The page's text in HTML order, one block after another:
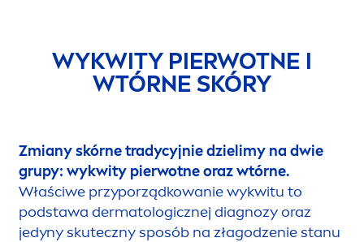
WYKWITY PIERWOTNE I
WTÓRNE SKÓRY
Zmiany skórne tradycyjnie dzielimy na dwie
grupy: wykwity pierwotne oraz wtórne.
Właściwe przyporządkowanie wykwitu to
podstawa dermatologicznej diagnozy oraz
jedyny skuteczny sposób na złagodzenie stanu